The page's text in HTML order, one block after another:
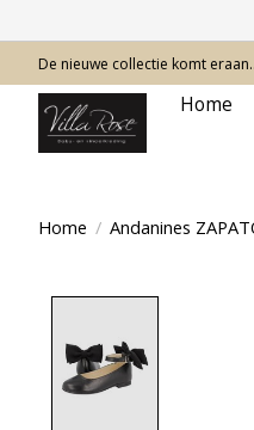
De nieuwe collectie komt
Home
Home / Andanines